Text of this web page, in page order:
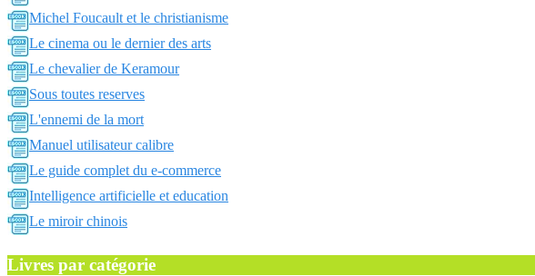
Michel Foucault et le christianisme
Le cinema ou le dernier des arts
Le chevalier de Keramour
Sous toutes reserves
L'ennemi de la mort
Manuel utilisateur calibre
Le guide complet du e-commerce
Intelligence artificielle et education
Le miroir chinois
Livres par catégorie